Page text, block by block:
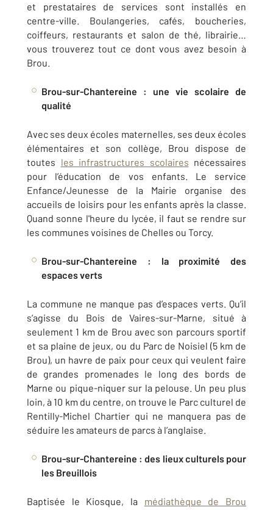
et prestataires de services sont installés en
centre-ville. Boulangeries, cafés, boucheries,
coiffeurs, restaurants et salon de thé, librairie…
vous trouverez tout ce dont vous avez besoin à
Brou.
Brou-sur-Chantereine : une vie scolaire de
qualité
Avec ses deux écoles maternelles, ses deux écoles
élémentaires et son collège, Brou dispose de
toutes les infrastructures scolaires nécessaires
pour l’éducation de vos enfants. Le service
Enfance/Jeunesse de la Mairie organise des
accueils de loisirs pour les enfants après la classe.
Quand sonne l'heure du lycée, il faut se rendre sur
les communes voisines de Chelles ou Torcy.
Brou-sur-Chantereine : la proximité des
espaces verts
La commune ne manque pas d’espaces verts. Qu’il
s’agisse du Bois de Vaires-sur-Marne, situé à
seulement 1 km de Brou avec son parcours sportif
et sa plaine de jeux, ou du Parc de Noisiel (5 km de
Brou), un havre de paix pour ceux qui veulent faire
de grandes promenades le long des bords de
Marne ou pique-niquer sur la pelouse. Un peu plus
loin, à 10 km du centre, on trouve le Parc culturel de
Rentilly-Michel Chartier qui ne manquera pas de
séduire les amateurs de parcs à l’anglaise.
Brou-sur-Chantereine : des lieux culturels pour
les Breuillois
Baptisée le Kiosque, la médiathèque de Brou